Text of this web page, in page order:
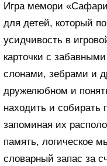
Игра мемори
для детей, который
усидчивость в
карточки с
слонами, зебрами и
дружелюбном и
находить и собирать
запоминая их
память, логическое
словарный запас за